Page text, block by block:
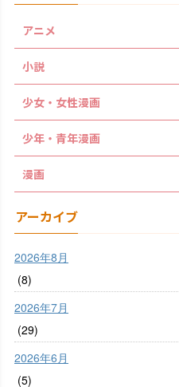
アニメ
小説
少女・女性漫画
少年・青年漫画
漫画
アーカイブ
2026年8月
(8)
2026年7月
(29)
2026年6月
(5)